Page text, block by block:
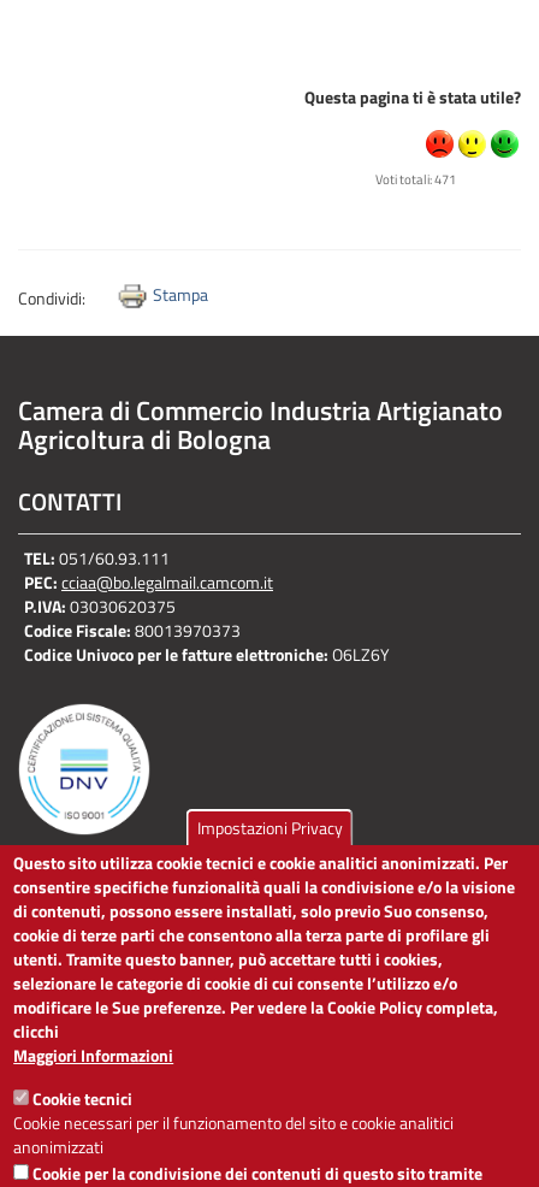
Questa pagina ti è stata utile?
Voti totali: 471
Condividi: Stampa
Camera di Commercio Industria Artigianato
Agricoltura di Bologna
CONTATTI
TEL:051/60.93.111
PEC:cciaa@bo.legalmail.camcom.it
P.IVA:03030620375
Codice Fiscale:80013970373
Codice Univoco per le fatture elettroniche:O6LZ6Y
LINK UTILI
Dichiarazione di accessibilità
Obiettivi di accessibilità
Segnalaci problemi di accessibilità
Note legali
Privacy
Accesso riservato
ACCESSIBILITÀ
- +
Impostazioni Privacy
Questo sito utilizza cookie tecnici e cookie analitici anonimizzati. Per
consentire specifiche funzionalità quali la condivisione e/o la visione
di contenuti, possono essere installati, solo previo Suo consenso,
cookie di terze parti che consentono alla terza parte di profilare gli
utenti. Tramite questo banner, può accettare tutti i cookies,
selezionare le categorie di cookie di cui consente l’utilizzo e/o
modificare le Sue preferenze. Per vedere la Cookie Policy completa,
clicchi
Maggiori Informazioni
Cookie tecnici
Cookie necessari per il funzionamento del sito e cookie analitici
anonimizzati
Cookie per la condivisione dei contenuti di questo sito tramite